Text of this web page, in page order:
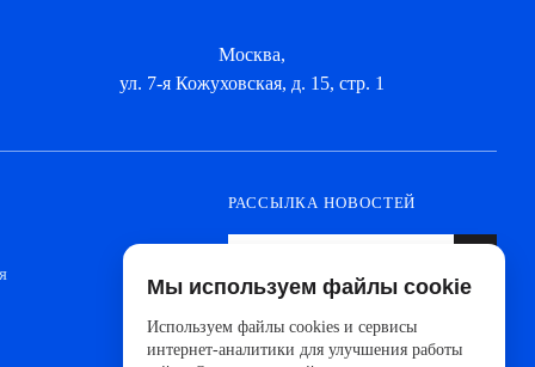
Москва,
ул. 7-я Кожуховская, д. 15, стр. 1
РАССЫЛКА НОВОСТЕЙ
новинок от ведущих производителей и
новостей АйДистрибьют
Мы используем файлы cookie
Используем файлы cookies и сервисы
интернет-аналитики для улучшения работы